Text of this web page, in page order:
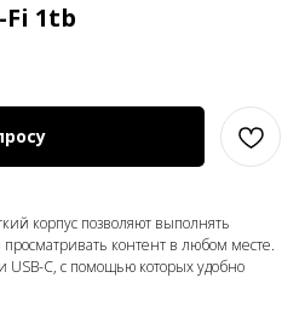
Fi 1tb
корпус позволяют выполнять
контент в любом месте.
USB-C, с помощью которых удобно